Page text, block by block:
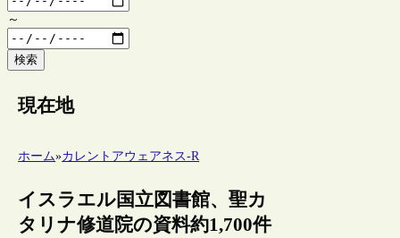
～
検索
現在地
ホーム»カレントアウェアネス-R
イスラエル国立図書館、聖カ
タリナ修道院の資料約1,700件